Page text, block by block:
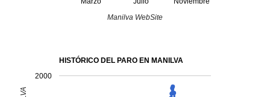
Manilva WebSite
HISTÓRICO DEL PARO EN MANILVA
2000